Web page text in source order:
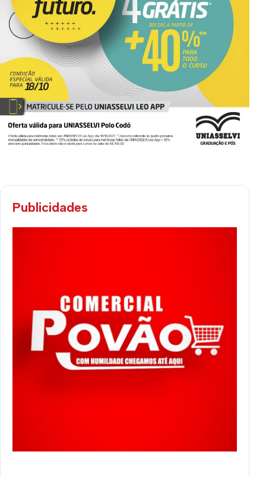
Publicidades